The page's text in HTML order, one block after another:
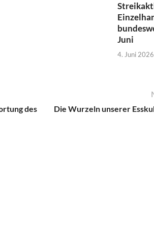
Juni
4. Juni 2026
des
Die Wurzeln unserer